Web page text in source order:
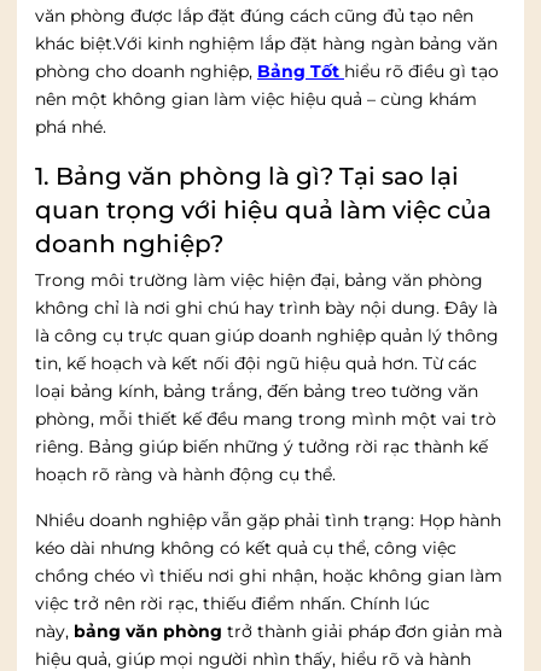
văn phòng được lắp đặt đúng cách cũng đủ tạo nên
khác biệt.Với kinh nghiệm lắp đặt hàng ngàn bảng văn
phòng cho doanh nghiệp, Bảng Tốt hiểu rõ điều gì tạo
nên một không gian làm việc hiệu quả – cùng khám
phá nhé.
1. Bảng văn phòng là gì? Tại sao lại
quan trọng với hiệu quả làm việc của
doanh nghiệp?
Trong môi trường làm việc hiện đại, bảng văn phòng
không chỉ là nơi ghi chú hay trình bày nội dung. Đây là
là công cụ trực quan giúp doanh nghiệp quản lý thông
tin, kế hoạch và kết nối đội ngũ hiệu quả hơn. Từ các
loại bảng kính, bảng trắng, đến bảng treo tường văn
phòng, mỗi thiết kế đều mang trong mình một vai trò
riêng. Bảng giúp biến những ý tưởng rời rạc thành kế
hoạch rõ ràng và hành động cụ thể.
Nhiều doanh nghiệp vẫn gặp phải tình trạng: Họp hành
kéo dài nhưng không có kết quả cụ thể, công việc
chồng chéo vì thiếu nơi ghi nhận, hoặc không gian làm
việc trở nên rời rạc, thiếu điểm nhấn. Chính lúc
này, bảng văn phòng trở thành giải pháp đơn giản mà
hiệu quả, giúp mọi người nhìn thấy, hiểu rõ và hành